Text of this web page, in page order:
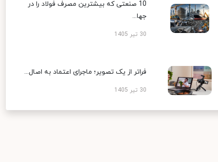
10 صنعتی که بیشترین مصرف فولاد را در
جها...
30 تیر 1405
فراتر از یک تصویر؛ ماجرای اعتماد به اصال...
30 تیر 1405